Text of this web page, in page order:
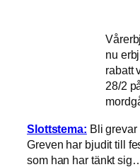
nu
rabatt
28/2
Slottstema: Bli grevar
Greven har bjudit till
som han har tänkt